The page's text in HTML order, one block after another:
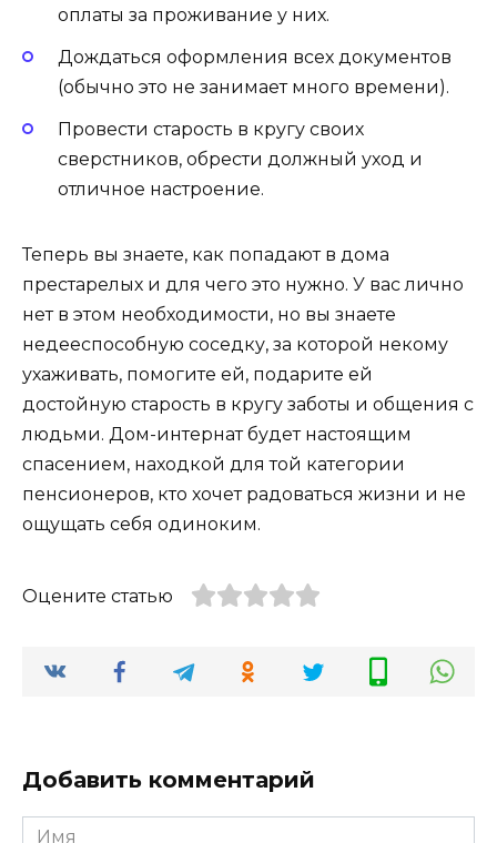
оплаты за проживание у них.
Дождаться оформления всех документов
(обычно это не занимает много времени).
Провести старость в кругу своих
сверстников, обрести должный уход и
отличное настроение.
Теперь вы знаете, как попадают в дома
престарелых и для чего это нужно. У вас лично
нет в этом необходимости, но вы знаете
недееспособную соседку, за которой некому
ухаживать, помогите ей, подарите ей
достойную старость в кругу заботы и общения с
людьми. Дом-интернат будет настоящим
спасением, находкой для той категории
пенсионеров, кто хочет радоваться жизни и не
ощущать себя одиноким.
Оцените статью
Добавить комментарий
Имя